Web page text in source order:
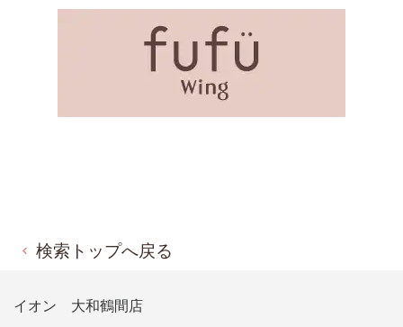
検索トップへ戻る
イオン 大和鶴間店